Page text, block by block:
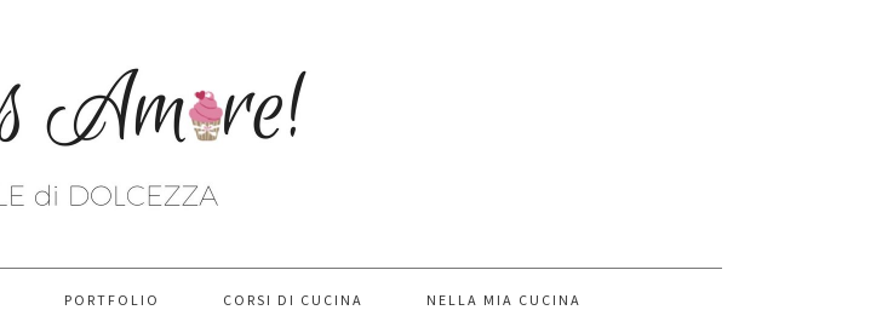
PORTFOLIO CORSI DI CUCINA NELLA MIA CUCINA